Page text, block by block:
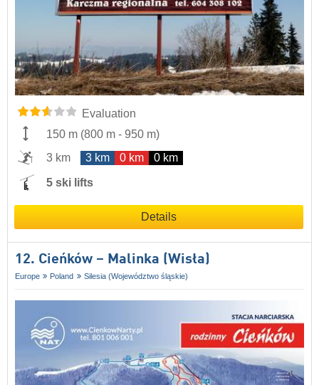
Evaluation
150 m (800 m - 950 m)
3 km
3 km 0 km 0 km
5 ski lifts
Details
12. Cieńków – Malinka (Wisła)
Europe Poland Silesia (Województwo śląskie)